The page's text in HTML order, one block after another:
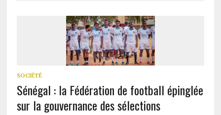
SOCIÉTÉ
Sénégal : la Fédération de football épinglée
sur la gouvernance des sélections